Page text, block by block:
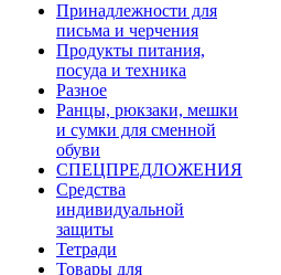
Принадлежности для
письма и черчения
Продукты питания,
посуда и техника
Разное
Ранцы, рюкзаки, мешки
и сумки для сменной
обуви
СПЕЦПРЕДЛОЖЕНИЯ
Средства
индивидуальной
защиты
Тетради
Товары для